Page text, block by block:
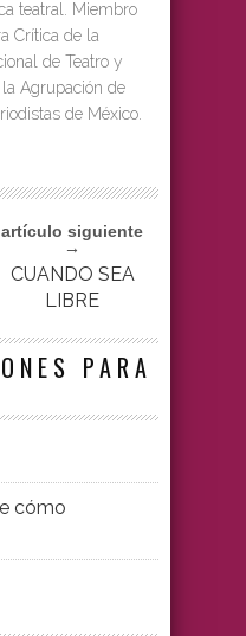
teatral. Miembro
Crítica de la
de Teatro y
Agrupación de
de México.
artículo siguiente
→
CUANDO SEA
LIBRE
PARA
cómo